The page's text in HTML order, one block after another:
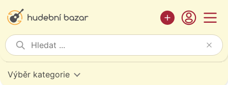
Výběr kategorie